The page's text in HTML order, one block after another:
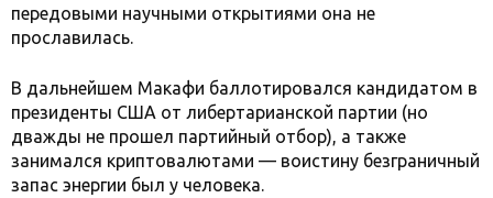
передовыми научными открытиями она не
прославилась.
В дальнейшем Макафи баллотировался кандидатом в
президенты США от либертарианской партии (но
дважды не прошел партийный отбор), а также
занимался криптовалютами — воистину безграничный
запас энергии был у человека.